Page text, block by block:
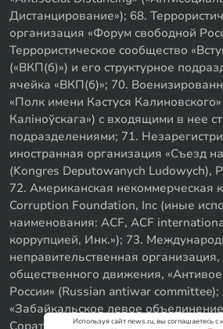
Дистанцирование»); 68.
организация «Форум свободной
Террористическое сообщество
(«ВКП(б)») и его структурное
ячейка «ВКП(б)»; 70.
«Полк имени Кастуся
Калiноўскага») с входящими в нее
подразделениями; 71.
иностранная организация «Съезд
(Kongres Deputowanych Ludowych),
72. Американская некоммерческая
Corruption Foundation, Inc (иные
наименования: ACF, ACF
коррупцией, Инк.»); 73.
неправительственная
общественного движения,
России» (Russian antiwar
«Забайкальское левое
Соратники с Уфы»Используя сайт news.ru, вы соглашаетесь с